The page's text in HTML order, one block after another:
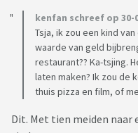
kenfan schreef op 30-
Tsja, ik zou een kind
waarde van geld
restaurant?? Ka-tsjing.
laten maken? Ik zou de
thuis pizza en film, of
Dit. Met tien meiden naar